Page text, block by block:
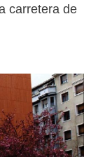
carretera de